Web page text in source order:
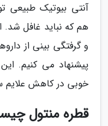
آنتی بیوتیک طبیعی
هم که نباید غافل شد.
و گرفتگی بینی از
پیشنهاد می کنیم.
خوبی در کاهش علایم
قطره منتول